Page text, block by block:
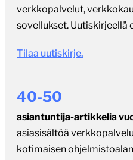
verkkopalvelut,
sovellukset. Uutiskirjeellä
Tilaa uutiskirje.
40-50
asiantuntija-artikkelia
asiasisältöä
kotimaisen